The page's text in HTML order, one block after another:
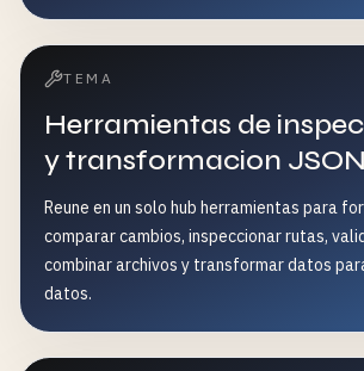
TEMA
Herramientas de
y transformacion JSON
Reune en un solo hub herramientas para
comparar cambios, inspeccionar rutas,
combinar archivos y transformar datos
datos.